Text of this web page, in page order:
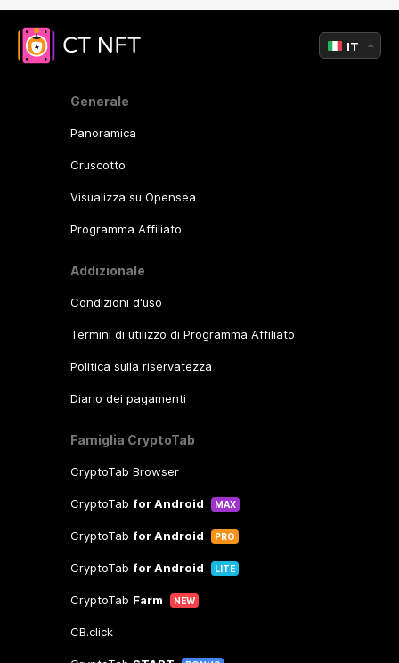
Generale
Panoramica
Cruscotto
Visualizza su Opensea
Programma Affiliato
Addizionale
Condizioni d'uso
Termini di utilizzo di Programma Affiliato
Politica sulla riservatezza
Diario dei pagamenti
Famiglia CryptoTab
CryptoTab Browser
CryptoTab for Android MAX
CryptoTab for Android PRO
CryptoTab for Android LITE
CryptoTab Farm NEW
CB.click
IT